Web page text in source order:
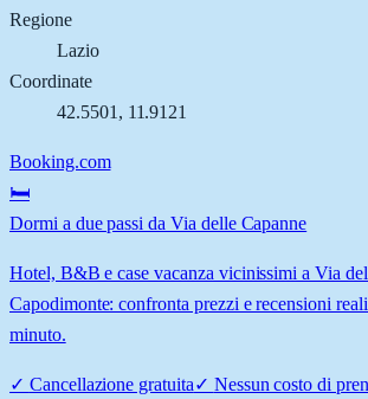
Regione
Lazio
Coordinate
42.5501 , 11.9121
Booking.com
🛏️
Dormi a due passi da Via delle Capanne
Hotel, B&B e case vacanza vicinissimi a Via
Capodimonte: confronta prezzi e recensioni
minuto.
✓ Cancellazione gratuita✓ Nessun costo di